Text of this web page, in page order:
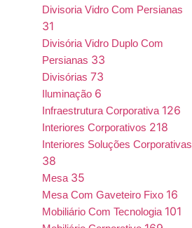
Divisoria Vidro Com Persianas
31
Divisória Vidro Duplo Com
Persianas 33
Divisórias 73
Iluminação 6
Infraestrutura Corporativa 126
Interiores Corporativos 218
Interiores Soluções Corporativas
38
Mesa 35
Mesa Com Gaveteiro Fixo 16
Mobiliário Com Tecnologia 101